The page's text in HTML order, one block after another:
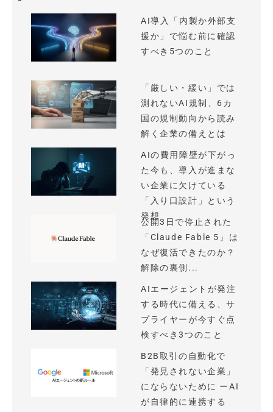
AI導入「内製か外部支
援か」で悩む前に確認
すべき5つのこと
「厳しい・緩い」では
測れないAI規制、6カ
国の規制動向から読み
解く企業の備えとは
AIの費用障壁が下がっ
た今も、導入が進まな
い企業に欠けている
「入り口設計」という
発想
公開3日で停止された
「Claude Fable 5」は
なぜ復活できたのか？
解除の裏側...
AIエージェントが発注
する時代に備える、サ
プライヤーが今すぐ点
検すべき3つのこと
B2B取引の自動化で
「発見されない企業」
にならないために ーAI
が自律的に連携する